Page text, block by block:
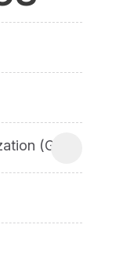
(GEO